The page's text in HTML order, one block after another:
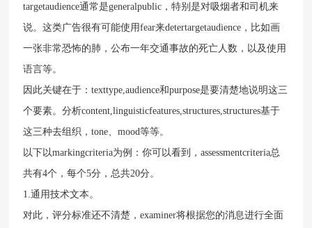
targetaudience通常是generalpublic，特别是对吸烟者和司机来
说。这类广告很有可能使用fear来detertargetaudience，比如画
一张非常恐怖的肺，公布一年交通事故的死亡人数，以及使用
语言等。
因此关键在于：texttype,audience和purpose是要清楚地说明这三
个要素。分析content,linguisticfeatures,structures,structures基于
这三种去组织，tone、mood等等。
以下以markingcriteria为例：你可以看到，assessmentcriteria总
共有4个，每个5分，总共20分。
1.通用技术文本。
对此，评分标准还不清楚，examiner将根据您的消息进行全面